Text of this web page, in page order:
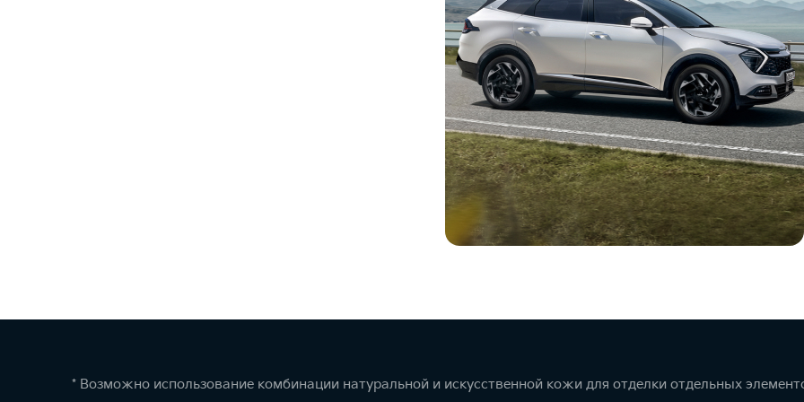
* Возможно использование комбинации натуральной и искусственной кожи для отделки отдельных